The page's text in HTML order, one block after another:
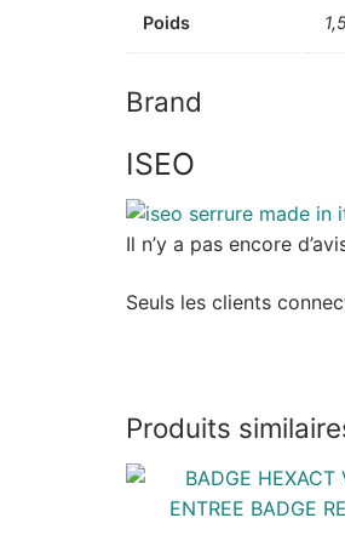
Poids
Brand
ISEO
Il n’y a pas encore
Seuls les clients
Produits